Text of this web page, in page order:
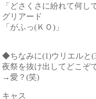
「どさくさに紛れて何し
グリアード
「がふっ(ＫＯ)」
◆ちなみに(1)ウリエルと
夜祭を抜け出してどこぞ
→愛？(笑)
キャス